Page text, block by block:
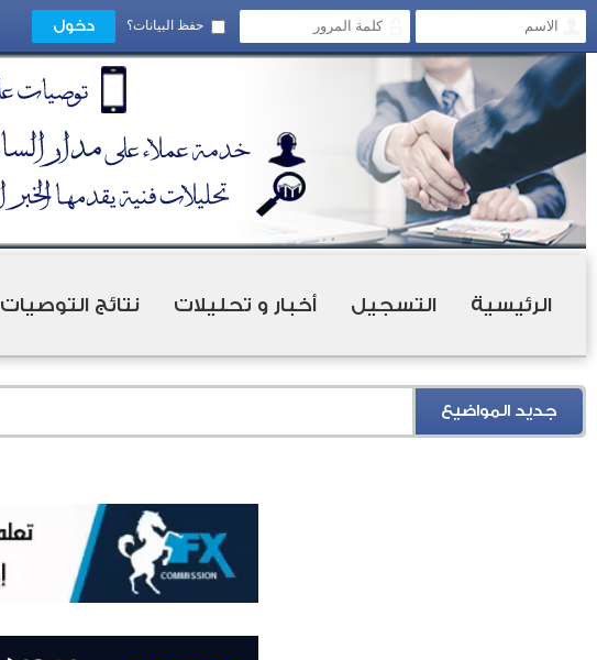
حفظ البيانات؟
الرئيسية التسجيل أخبار و تحليلات نتائج التوصيات
جديد المواضيع